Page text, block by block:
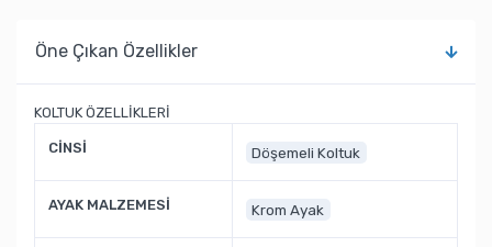
Öne Çıkan Özellikler
KOLTUK ÖZELLİKLERİ
CİNSİ Döşemeli Koltuk
AYAK MALZEMESİ Krom Ayak